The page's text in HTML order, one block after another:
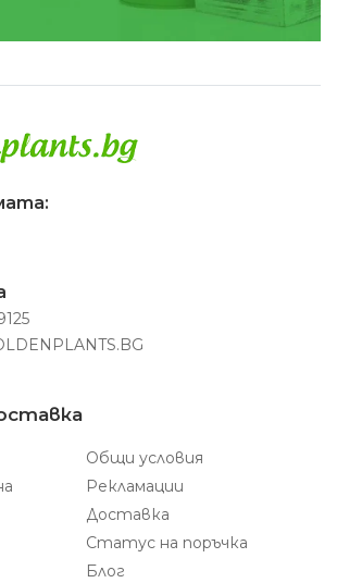
Общи условия
Рекламации
Доставка
Статус на поръчка
Блог